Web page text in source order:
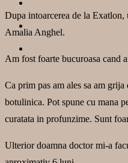
Dupa intoarcerea de la Exatlon,
Amalia Anghel.
Am fost foarte bucuroasa cand
Ca prim pas am ales sa am
botulinica. Pot spune cu mana
curatata in profunzime. Sunt
Ulterior doamna doctor mi-a